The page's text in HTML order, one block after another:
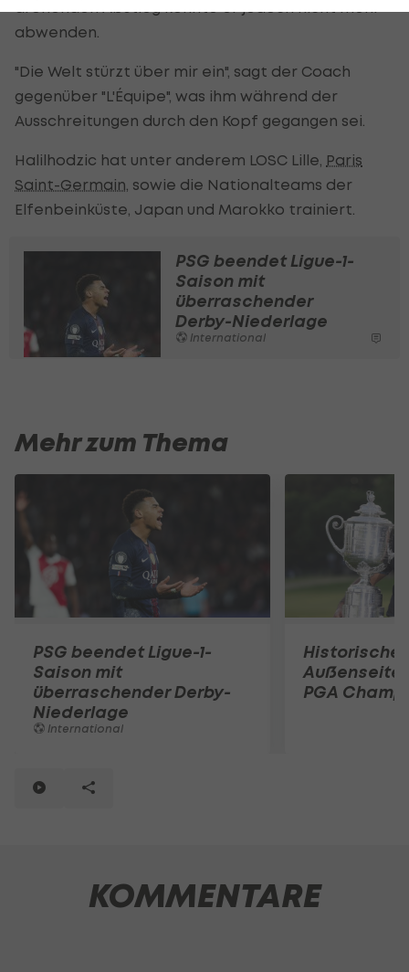
abwenden.
"Die Welt stürzt über mir ein", sagt der Coach
gegenüber "L'Équipe", was ihm während der
Ausschreitungen durch den Kopf gegangen sei.
Halilhodzic hat unter anderem LOSC Lille, Paris
Saint-Germain , sowie die Nationalteams der
Elfenbeinküste, Japan und Marokko trainiert.
PSG beendet Ligue-1-
Saison mit
überraschender
Derby-Niederlage
International
Mehr zum Thema
PSG beendet Ligue-1-
Saison mit
überraschender Derby-
Niederlage
International
PGA
KOMMENTARE